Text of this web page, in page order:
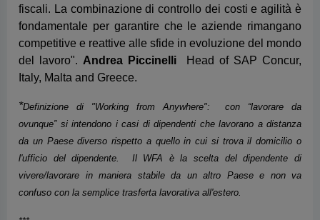
ovunque” si intendono i casi di dipendenti che lavorano a distanza
da un Paese diverso rispetto a quello in cui si trova il domicilio o
l'ufficio del dipendente. Il WFA è la scelta del dipendente di
vivere/lavorare in maniera stabile da un altro Paese e non va
confuso con la semplice trasferta lavorativa all'estero.
***
SAP® Concur® è il marchio leader a livello mondiale per la gestione
integrata di viaggi, spese e fatture. Guidate da un'incessante ricerca
di semplificazione e automazione dei processi quotidiani, le
soluzioni guidano i dipendenti nei viaggi di lavoro, spostano le spese
autorizzate direttamente nelle note spese e automatizzano
l'approvazione delle fatture. Grazie all'integrazione di dati quasi in